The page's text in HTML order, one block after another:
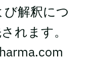
解釈につ
れます。